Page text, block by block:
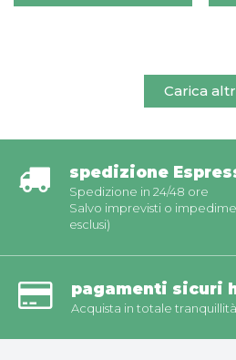
Carica
spedizione
Spedizione in 24/48 ore
Salvo imprevisti o
esclusi)
pagamenti sicuri
Acquista in totale tranquillità